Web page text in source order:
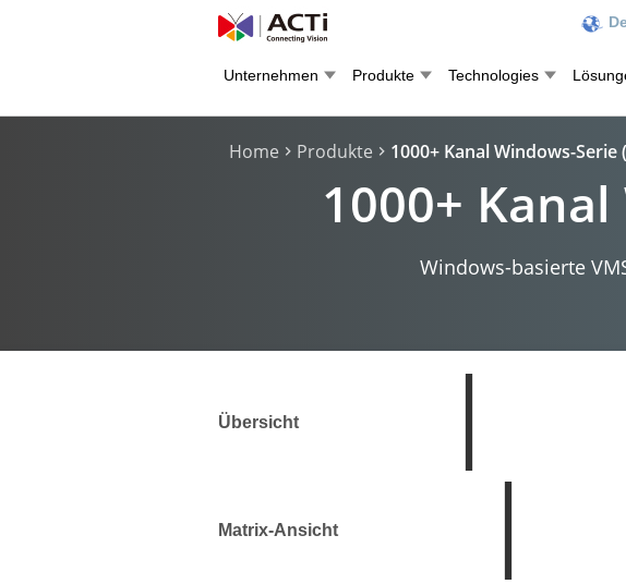
Unternehmen Produkte Technologies
Home Produkte 1000+ Kanal Windows-Serie
1000+
Windows-basierte
Übersicht
Matrix-Ansicht